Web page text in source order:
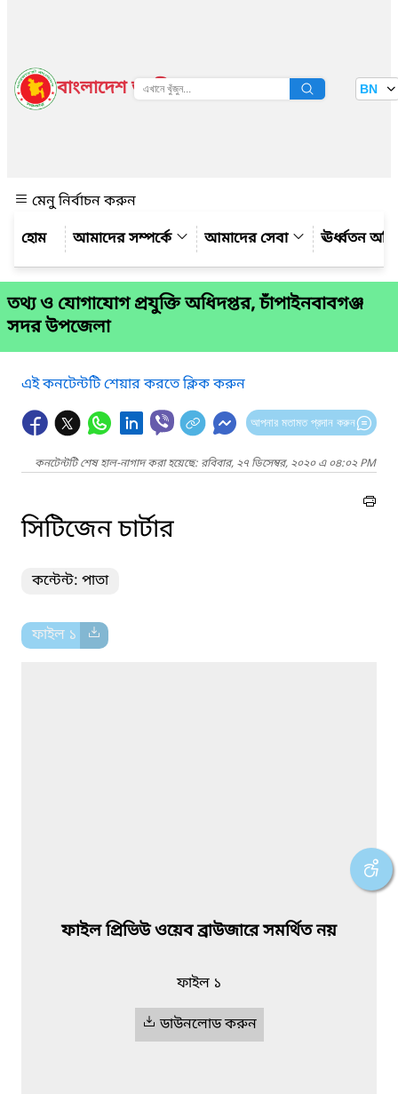
বাংলাদেশ জাতীয় তথ্য বাতায়ন BN
মেনু নির্বাচন করুন
আমাদের সম্পর্কে
আমাদের সেবা ঊর্ধ্বতন
তথ্য ও যোগাযোগ প্রযুক্তি অধিদপ্তর, চাঁপাইনবাবগঞ্জ
সদর উপজেলা
এই কনটেন্টটি শেয়ার করতে ক্লিক করুন
আপনার মতামত প্রদান করুন
কনটেন্টটি শেষ হাল-নাগাদ করা হয়েছে: রবিবার, ২৭ ডিসেম্বর, ২০২০ এ ০৪:০২ PM
সিটিজেন চার্টার
কন্টেন্ট: পাতা
ফাইল ১
ফাইল প্রিভিউ ওয়েব ব্রাউজারে সমর্থিত নয়
ফাইল ১
ডাউনলোড করুন